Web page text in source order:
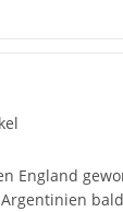
England